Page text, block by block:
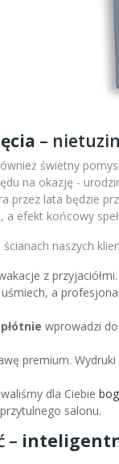
–
świetny
na okazję -
lata będzie
efekt końcowy
naszych
z
a
wprowadzi
premium.
dla Ciebie
salonu.
–